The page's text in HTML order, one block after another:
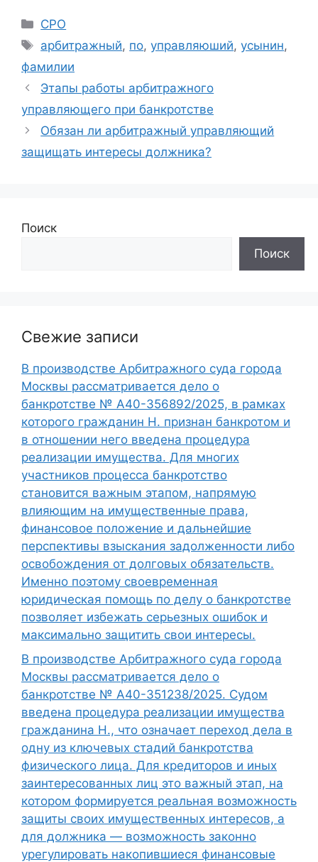
Рубрики
СРО
Метки
арбитражный, по,управляюший,усынин,
фамилии
Этапы работы арбитражного
управляющего при банкротстве
Обязан ли арбитражный управляющий
защищать интересы должника?
Поиск
Поиск
Свежие записи
В производстве Арбитражного суда города
Москвы рассматривается дело о
банкротстве № А40-356892/2025, в рамках
которого гражданин Н. признан банкротом и
в отношении него введена процедура
реализации имущества. Для многих
участников процесса банкротство
становится важным этапом, напрямую
влияющим на имущественные права,
финансовое положение и дальнейшие
перспективы взыскания задолженности либо
освобождения от долговых обязательств.
Именно поэтому своевременная
юридическая помощь по делу о банкротстве
позволяет избежать серьезных ошибок и
максимально защитить свои интересы.
В производстве Арбитражного суда города
Москвы рассматривается дело о
банкротстве № А40-351238/2025. Судом
введена процедура реализации имущества
гражданина Н., что означает переход дела в
одну из ключевых стадий банкротства
физического лица. Для кредиторов и иных
заинтересованных лиц это важный этап, на
котором формируется реальная возможность
защиты своих имущественных интересов, а
для должника — возможность законно
урегулировать накопившиеся финансовые